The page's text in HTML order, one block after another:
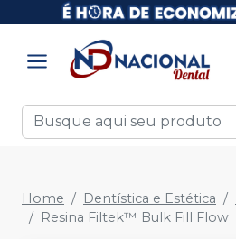
Home Dentística e Estética
Resina Filtek™ Bulk Fill Flow